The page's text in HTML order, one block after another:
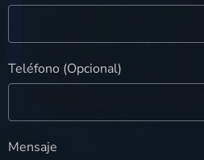
Teléfono (Opcional)
Mensaje